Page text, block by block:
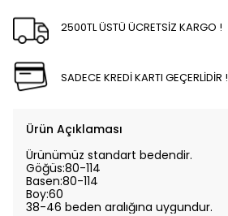
2500TL ÜSTÜ ÜCRETSİZ KARGO !
SADECE KREDİ KARTI GEÇERLİDİR !
Ürün Açıklaması
Ürünümüz standart bedendir.
Göğüs:80-114
Basen:80-114
Boy:60
38-46 beden aralığına uygundur.